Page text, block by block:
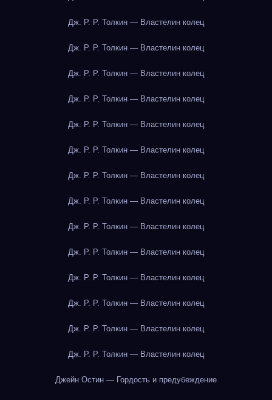
Дж. Р. Р. Толкин — Властелин колец
Дж. Р. Р. Толкин — Властелин колец
Дж. Р. Р. Толкин — Властелин колец
Дж. Р. Р. Толкин — Властелин колец
Дж. Р. Р. Толкин — Властелин колец
Дж. Р. Р. Толкин — Властелин колец
Дж. Р. Р. Толкин — Властелин колец
Дж. Р. Р. Толкин — Властелин колец
Дж. Р. Р. Толкин — Властелин колец
Дж. Р. Р. Толкин — Властелин колец
Дж. Р. Р. Толкин — Властелин колец
Дж. Р. Р. Толкин — Властелин колец
Дж. Р. Р. Толкин — Властелин колец
Дж. Р. Р. Толкин — Властелин колец
Джейн Остин — Гордость и предубеждение